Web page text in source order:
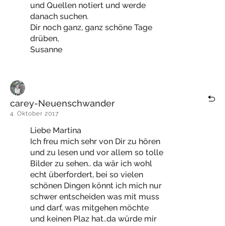
und Quellen notiert und werde
danach suchen.
Dir noch ganz, ganz schöne Tage
drüben,
Susanne
carey-Neuenschwander
4. Oktober 2017
Liebe Martina
Ich freu mich sehr von Dir zu hören
und zu lesen und vor allem so tolle
Bilder zu sehen.. da wär ich wohl
echt überfordert, bei so vielen
schönen Dingen könnt ich mich nur
schwer entscheiden was mit muss
und darf, was mitgehen möchte
und keinen Plaz hat..da würde mir